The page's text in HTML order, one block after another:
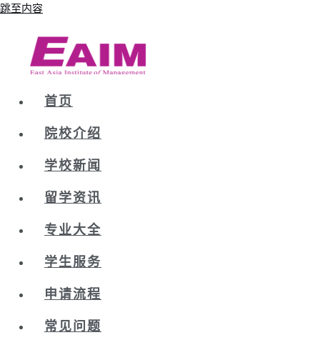
跳至内容
首页
院校介绍
学校新闻
留学资讯
专业大全
学生服务
申请流程
常见问题